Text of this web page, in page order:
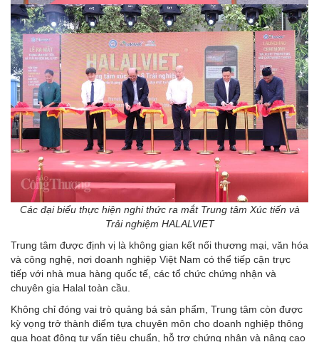
Các đại biểu thực hiện nghi thức ra mắt Trung tâm Xúc tiến và
Trải nghiệm HALALVIET
Trung tâm được định vị là không gian kết nối thương mại, văn hóa
và công nghệ, nơi doanh nghiệp Việt Nam có thể tiếp cận trực
tiếp với nhà mua hàng quốc tế, các tổ chức chứng nhận và
chuyên gia Halal toàn cầu.
Không chỉ đóng vai trò quảng bá sản phẩm, Trung tâm còn được
kỳ vọng trở thành điểm tựa chuyên môn cho doanh nghiệp thông
qua hoạt động tư vấn tiêu chuẩn, hỗ trợ chứng nhận và nâng cao